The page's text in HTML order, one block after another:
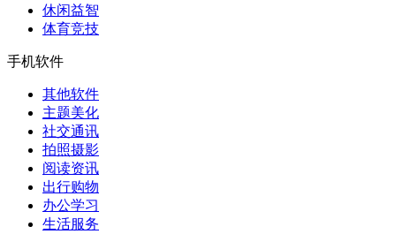
休闲益智
体育竞技
手机软件
其他软件
主题美化
社交通讯
拍照摄影
阅读资讯
出行购物
办公学习
生活服务